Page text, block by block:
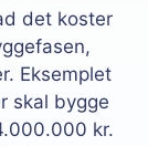
det koster
Eksemplet
skal bygge
kr.